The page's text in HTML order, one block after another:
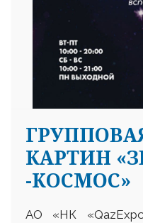
КАРТИН
-КОСМОС»
АО «НК